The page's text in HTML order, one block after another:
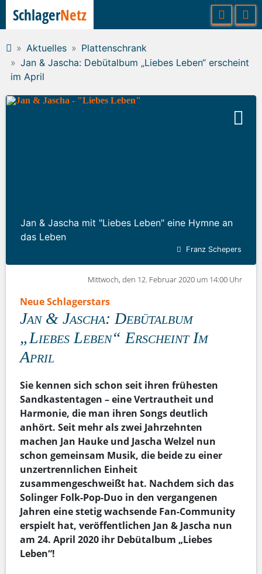
Aktuelles
Plattenschrank
Jan & Jascha: Debütalbum „Liebes Leben“ erscheint
im April
Jan & Jascha mit "Liebes Leben" eine Hymne an
das Leben
Franz Schepers
Mittwoch, den 12. Februar 2020 um 14:00 Uhr
Neue Schlagerstars
Jan & Jascha: Debütalbum
„Liebes Leben“ Erscheint Im
April
Sie kennen sich schon seit ihren frühesten
Sandkastentagen – eine Vertrautheit und
Harmonie, die man ihren Songs deutlich
anhört. Seit mehr als zwei Jahrzehnten
machen Jan Hauke und Jascha Welzel nun
schon gemeinsam Musik, die beide zu einer
unzertrennlichen Einheit
zusammengeschweißt hat. Nachdem sich das
Solinger Folk-Pop-Duo in den vergangenen
Jahren eine stetig wachsende Fan-Community
erspielt hat, veröffentlichen Jan & Jascha nun
am 24. April 2020 ihr Debütalbum „Liebes
Leben“!
SchlagerNetz